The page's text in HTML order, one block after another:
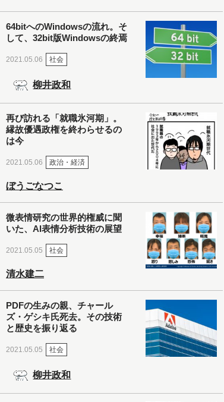
64bitへのWindowsの流れ。そ
して、32bit版Windowsの終焉
2021.05.06 社会
柳井政和
再び訪れる「就職氷河期」。
縁故優遇政権を終わらせるの
は今
2021.05.06 政治・経済
ぼうごなつこ
微表情研究の世界的権威に聞
いた、AI表情分析技術の展望
2021.05.05 社会
清水建二
PDFの生みの親、チャール
ズ・ゲシキ氏死去。その技術
と歴史を振り返る
2021.05.05 社会
柳井政和